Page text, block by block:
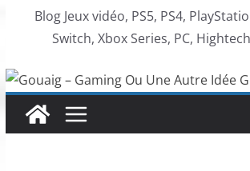
Blog Jeux vidéo, PS5, PS4,
Switch, Xbox Series, PC,